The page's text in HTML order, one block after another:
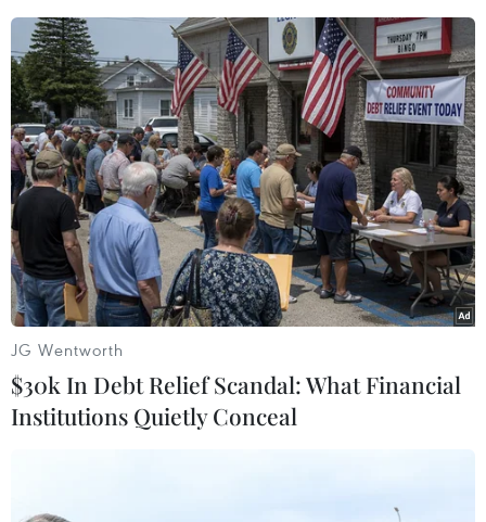
Đồng chí Đặng Hồng Anh, Phó Chủ tịch Hội Liên hiệp Thanh niên
Việt Nam, Chủ tịch Hội Doanh nhân trẻ Việt Nam phát biểu.
(Ảnh: Thống Nhất/TTXVN)
JG Wentworth
$30k In Debt Relief Scandal: What Financial
Institutions Quietly Conceal